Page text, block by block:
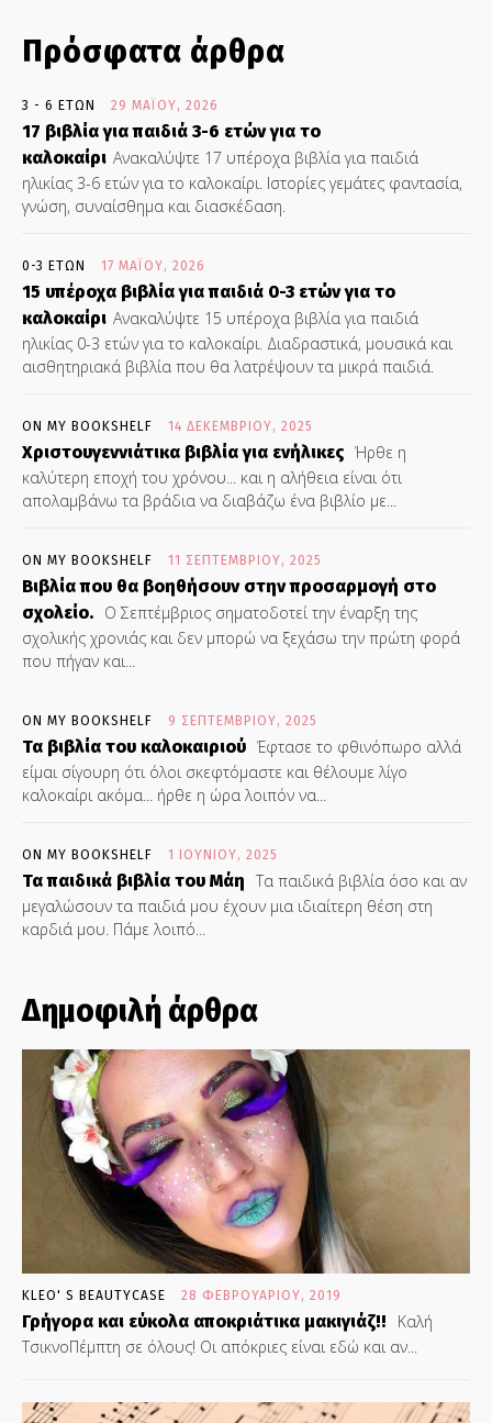
Πρόσφατα άρθρα
3 - 6 ΕΤΏΝ 29 ΜΑΪ́ΟΥ, 2026
17 βιβλία για παιδιά 3-6 ετών για το
καλοκαίρι Ανακαλύψτε 17 υπέροχα βιβλία για παιδιά
ηλικίας 3-6 ετών για το καλοκαίρι. Ιστορίες γεμάτες φαντασία,
γνώση, συναίσθημα και διασκέδαση.
0-3 ΕΤΏΝ 17 ΜΑΪ́ΟΥ, 2026
15 υπέροχα βιβλία για παιδιά 0-3 ετών για το
καλοκαίρι Ανακαλύψτε 15 υπέροχα βιβλία για παιδιά
ηλικίας 0-3 ετών για το καλοκαίρι. Διαδραστικά, μουσικά και
αισθητηριακά βιβλία που θα λατρέψουν τα μικρά παιδιά.
ON MY BOOKSHELF 14 ΔΕΚΕΜΒΡΊΟΥ, 2025
Χριστουγεννιάτικα βιβλία για ενήλικες Ήρθε η
καλύτερη εποχή του χρόνου... και η αλήθεια είναι ότι
απολαμβάνω τα βράδια να διαβάζω ένα βιβλίο με...
ON MY BOOKSHELF 11 ΣΕΠΤΕΜΒΡΊΟΥ, 2025
Βιβλία που θα βοηθήσουν στην προσαρμογή στο
σχολείο. Ο Σεπτέμβριος σηματοδοτεί την έναρξη της
σχολικής χρονιάς και δεν μπορώ να ξεχάσω την πρώτη φορά
που πήγαν και...
ON MY BOOKSHELF 9 ΣΕΠΤΕΜΒΡΊΟΥ, 2025
Τα βιβλία του καλοκαιριού Έφτασε το φθινόπωρο αλλά
είμαι σίγουρη ότι όλοι σκεφτόμαστε και θέλουμε λίγο
καλοκαίρι ακόμα... ήρθε η ώρα λοιπόν να...
ON MY BOOKSHELF 1 ΙΟΥΝΊΟΥ, 2025
Τα παιδικά βιβλία του Μάη Τα παιδικά βιβλία όσο και αν
μεγαλώσουν τα παιδιά μου έχουν μια ιδιαίτερη θέση στη
καρδιά μου. Πάμε λοιπό...
Δημοφιλή άρθρα
KLEO' S BEAUTYCASE 28 ΦΕΒΡΟΥΑΡΊΟΥ, 2019
Γρήγορα και εύκολα αποκριάτικα μακιγιάζ!!
Καλή
ΤσικνοΠέμπτη σε όλους! Οι απόκριες είναι εδώ και αν...